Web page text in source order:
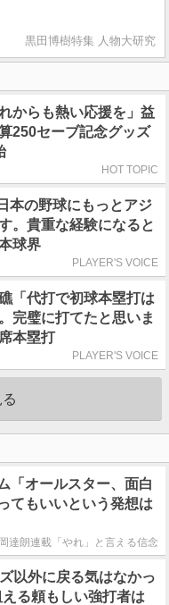
黒田博樹特集 人物大研究
からも熱い応援を」益
250セーブ記念グッズ
HOT TOPIC
本の野球にもっとアジ
。貴重な経験になると
球界
PLAYER'S VOICE
「代打で初球本塁打は
完璧に打てたと思いま
本塁打
PLAYER'S VOICE
「オールスター、面白
てもいいという発想は
達朗連載「やれ」と言える信念
以外に戻る気はなかっ
る頼もしい強打者は